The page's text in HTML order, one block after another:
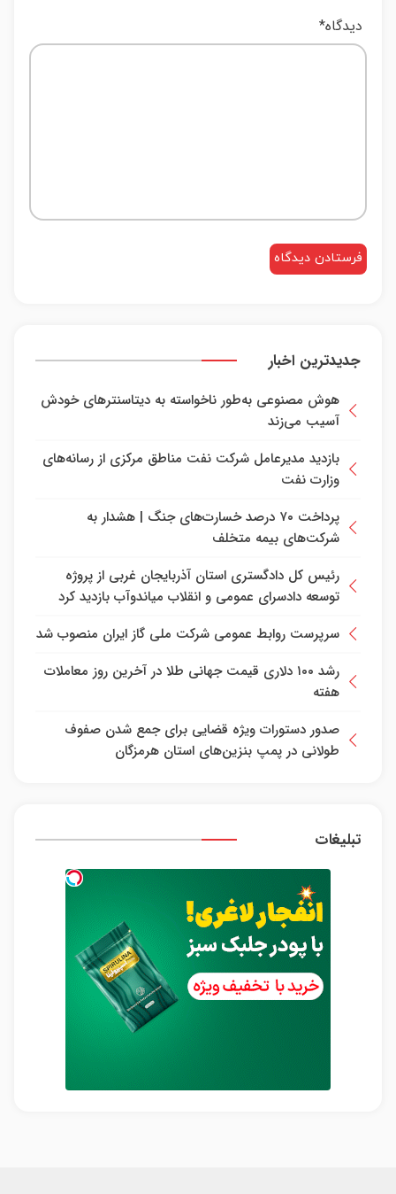
جدیدترین اخبار
هوش مصنوعی به‌طور ناخواسته به دیتاسنترهای خودش
آسیب می‌زند
بازدید مدیرعامل شرکت نفت مناطق مرکزی از رسانه‌های
وزارت نفت
پرداخت ۷۰ درصد خسارت‌های جنگ | هشدار به
شرکت‌های بیمه متخلف
رئیس کل دادگستری استان آذربایجان غربی از پروژه
توسعه دادسرای عمومی و انقلاب میاندوآب بازدید کرد
سرپرست روابط عمومی شرکت ملی گاز ایران منصوب شد
رشد ۱۰۰ دلاری قیمت جهانی طلا در آخرین روز معاملات
هفته
صدور دستورات ویژه قضایی برای جمع شدن صفوف
طولانی در پمپ بنزین‌های استان هرمزگان
تبلیغات
دیدگاه*